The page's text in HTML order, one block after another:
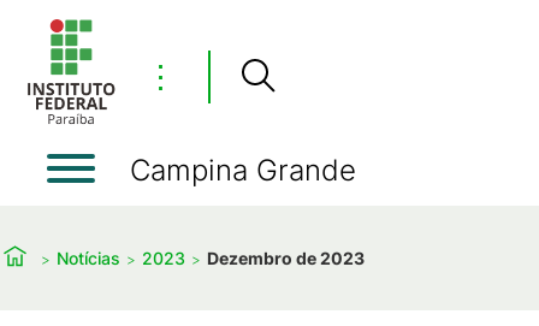
⋮
Campina Grande
Notícias 2023 Dezembro de 2023